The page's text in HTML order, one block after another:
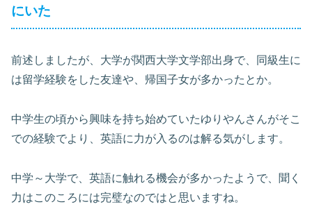
にいた
前述しましたが、大学が関西大学文学部出身で、同級生に
は留学経験をした友達や、帰国子女が多かったとか。
中学生の頃から興味を持ち始めていたゆりやんさんがそこ
での経験でより、英語に力が入るのは解る気がします。
中学～大学で、英語に触れる機会が多かったようで、聞く
力はこのころには完璧なのではと思いますね。